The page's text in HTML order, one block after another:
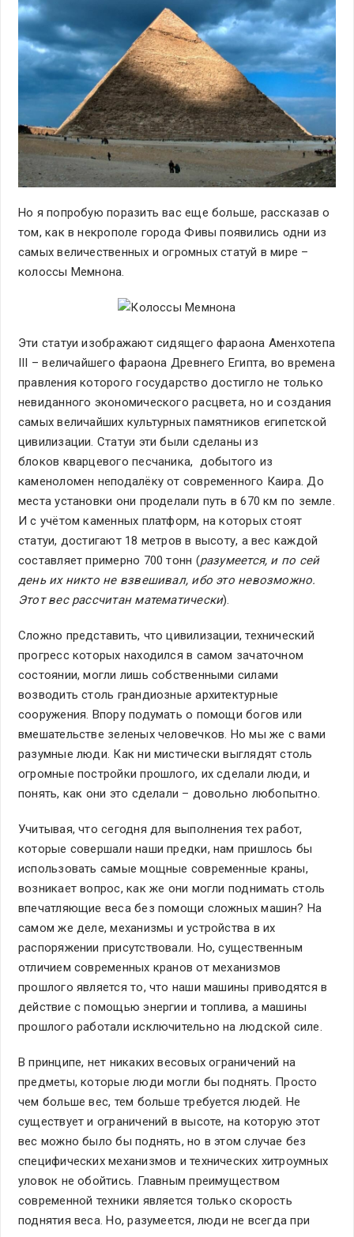
Но я попробую поразить вас еще больше, рассказав о
том, как в некрополе города Фивы появились одни из
самых величественных и огромных статуй в мире –
колоссы Мемнона.
Эти статуи изображают сидящего фараона Аменхотепа
III – величайшего фараона Древнего Египта, во времена
правления которого государство достигло не только
невиданного экономического расцвета, но и создания
самых величайших культурных памятников египетской
цивилизации. Статуи эти были сделаны из
блоков кварцевого песчаника, добытого из
каменоломен неподалёку от современного Каира. До
места установки они проделали путь в 670 км по земле.
И с учётом каменных платформ, на которых стоят
статуи, достигают 18 метров в высоту, а вес каждой
составляет примерно 700 тонн (разумеется, и по сей
день их никто не взвешивал, ибо это невозможно.
Этот вес рассчитан математически).
Сложно представить, что цивилизации, технический
прогресс которых находился в самом зачаточном
состоянии, могли лишь собственными силами
возводить столь грандиозные архитектурные
сооружения. Впору подумать о помощи богов или
вмешательстве зеленых человечков. Но мы же с вами
разумные люди. Как ни мистически выглядят столь
огромные постройки прошлого, их сделали люди, и
понять, как они это сделали – довольно любопытно.
Учитывая, что сегодня для выполнения тех работ,
которые совершали наши предки, нам пришлось бы
использовать самые мощные современные краны,
возникает вопрос, как же они могли поднимать столь
впечатляющие веса без помощи сложных машин? На
самом же деле, механизмы и устройства в их
распоряжении присутствовали. Но, существенным
отличием современных кранов от механизмов
прошлого является то, что наши машины приводятся в
действие с помощью энергии и топлива, а машины
прошлого работали исключительно на людской силе.
В принципе, нет никаких весовых ограничений на
предметы, которые люди могли бы поднять. Просто
чем больше вес, тем больше требуется людей. Не
существует и ограничений в высоте, на которую этот
вес можно было бы поднять, но в этом случае без
специфических механизмов и технических хитроумных
уловок не обойтись. Главным преимуществом
современной техники является только скорость
поднятия веса. Но, разумеется, люди не всегда при